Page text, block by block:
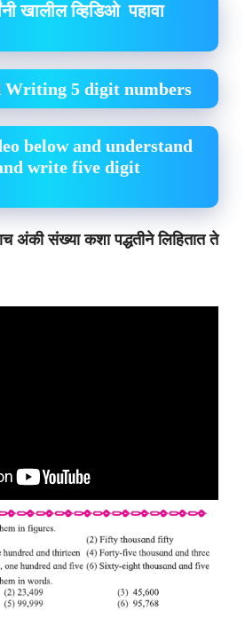
खालील व्हिडिओ पहावा
Writing 5 digit numbers
below and understand
write five digit
अंकी संख्या कशा पद्धतीने लिहितात ते